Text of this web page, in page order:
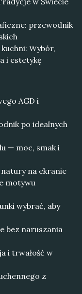
przewodnik
Wybór,
i estetykę
AGD i
po idealnych
— moc, smak i
na ekranie
motywu
wybrać, aby
bez naruszania
i trwałość w
z